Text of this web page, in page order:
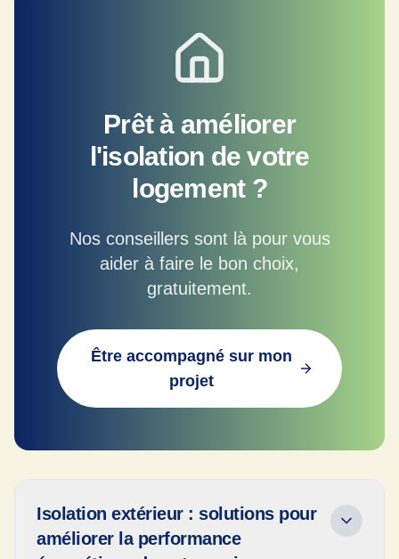
Prêt à améliorer
l'isolation de votre
logement ?
Nos conseillers sont là pour vous
aider à faire le bon choix,
gratuitement.
Être accompagné sur mon
projet
Isolation extérieur : solutions pour
améliorer la performance